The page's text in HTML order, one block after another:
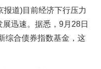
沥青期货连续两日涨逾3% 沪银及两粕
恒生聚源：北斗收官之星发射成功，
道)目前经济下行压力
展迅速。据悉，9月28日
综合债券指数基金，这